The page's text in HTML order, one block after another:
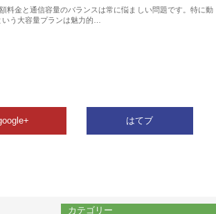
料金と通信容量のバランスは常に悩ましい問題です。特に動
う大容量プランは魅力的…
はてブ
カテゴリー